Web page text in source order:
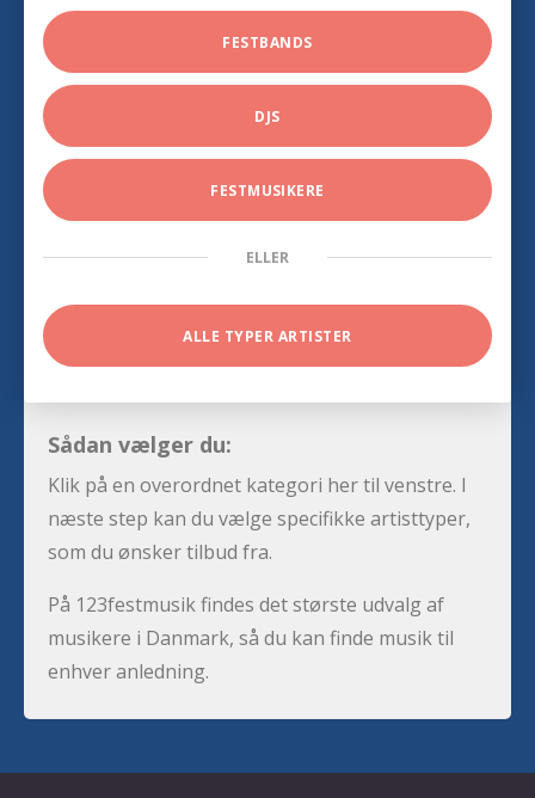
FESTBANDS
DJS
FESTMUSIKERE
ELLER
ALLE TYPER ARTISTER
Sådan vælger du:
Klik på en overordnet kategori her til venstre. I
næste step kan du vælge specifikke artisttyper,
som du ønsker tilbud fra.
På 123festmusik findes det største udvalg af
musikere i Danmark, så du kan finde musik til
enhver anledning.